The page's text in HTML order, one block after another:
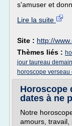
s'amuser et
Lire la suite
Site : http://
Thèmes liés :
jour taureau demain
horoscope verseau
Horoscope
dates à ne
Notre
amours, travail,